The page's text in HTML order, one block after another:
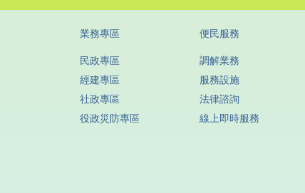
業務專區
民政專區
經建專區
社政專區
役政災防專區
便民服務
調解業務
服務設施
法律諮詢
線上即時服務